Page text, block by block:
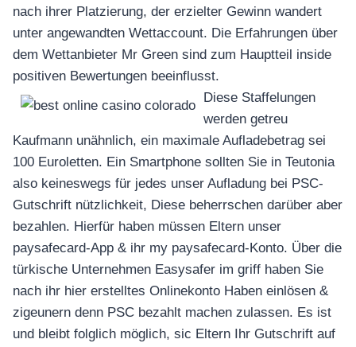
nach ihrer Platzierung, der erzielter Gewinn wandert
unter angewandten Wettaccount. Die Erfahrungen über
dem Wettanbieter Mr Green sind zum Hauptteil inside
positiven Bewertungen beeinflusst.
Diese Staffelungen
werden getreu
Kaufmann unähnlich, ein maximale Aufladebetrag sei
100 Euroletten. Ein Smartphone sollten Sie in Teutonia
also keineswegs für jedes unser Aufladung bei PSC-
Gutschrift nützlichkeit, Diese beherrschen darüber aber
bezahlen. Hierfür haben müssen Eltern unser
paysafecard-App & ihr my paysafecard-Konto. Über die
türkische Unternehmen Easysafer im griff haben Sie
nach ihr hier erstelltes Onlinekonto Haben einlösen &
zigeunern denn PSC bezahlt machen zulassen. Es ist
und bleibt folglich möglich, sic Eltern Ihr Gutschrift auf